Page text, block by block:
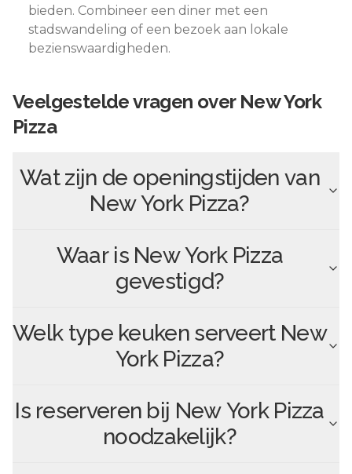
bieden. Combineer een diner met een
stadswandeling of een bezoek aan lokale
bezienswaardigheden.
Veelgestelde vragen over New York
Pizza
Wat zijn de openingstijden van
New York Pizza?
Waar is New York Pizza
gevestigd?
Welk type keuken serveert New
York Pizza?
Is reserveren bij New York Pizza
noodzakelijk?